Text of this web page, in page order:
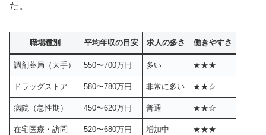
た。
職場種別 平均年収の目安 求人の多さ 働きやすさ
調剤薬局（大手） 550〜700万円 多い ★★★
ドラッグストア 580〜780万円 非常に多い ★★☆
病院（急性期） 450〜620万円 普通 ★★☆
在宅医療・訪問 520〜680万円 増加中 ★★★